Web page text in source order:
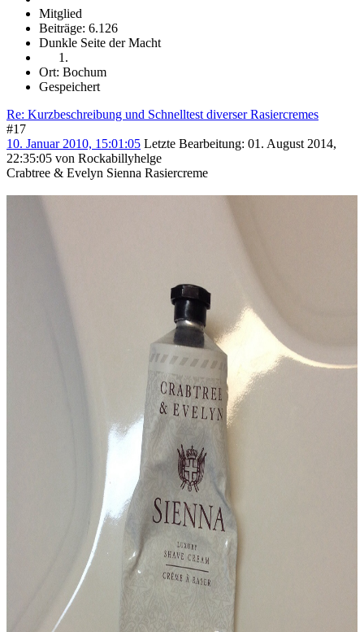
Mitglied
Beiträge: 6.126
Dunkle Seite der Macht
Ort: Bochum
Gespeichert
Re: Kurzbeschreibung und Schnelltest diverser Rasiercremes
#17
10. Januar 2010, 15:01:05 Letzte Bearbeitung: 01. August 2014,
22:35:05 von Rockabillyhelge
Crabtree & Evelyn Sienna Rasiercreme